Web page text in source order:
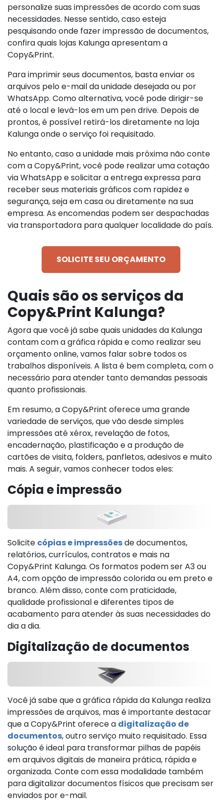
personalize suas impressões de acordo com suas
necessidades. Nesse sentido, caso esteja
pesquisando onde fazer impressão de documentos,
confira quais lojas Kalunga apresentam a
Copy&Print.
Para imprimir seus documentos, basta enviar os
arquivos pelo e-mail da unidade desejada ou por
WhatsApp. Como alternativa, você pode dirigir-se
até o local e levá-los em um pen drive. Depois de
prontos, é possível retirá-los diretamente na loja
Kalunga onde o serviço foi requisitado.
No entanto, caso a unidade mais próxima não conte
com a Copy&Print, você pode realizar uma cotação
via WhatsApp e solicitar a entrega expressa para
receber seus materiais gráficos com rapidez e
segurança, seja em casa ou diretamente na sua
empresa. As encomendas podem ser despachadas
via transportadora para qualquer localidade do país.
SOLICITE SEU ORÇAMENTO
Quais são os serviços da
Copy&Print Kalunga?
Agora que você já sabe quais unidades da Kalunga
contam com a gráfica rápida e como realizar seu
orçamento online, vamos falar sobre todos os
trabalhos disponíveis. A lista é bem completa, com o
necessário para atender tanto demandas pessoais
quanto profissionais.
Em resumo, a Copy&Print oferece uma grande
variedade de serviços, que vão desde simples
impressões até xérox, revelação de fotos,
encadernação, plastificação e a produção de
cartões de visita, folders, panfletos, adesivos e muito
mais. A seguir, vamos conhecer todos eles:
Cópia e impressão
Solicite cópias e impressõesde documentos,
relatórios, currículos, contratos e mais na
Copy&Print Kalunga. Os formatos podem ser A3 ou
A4, com opção de impressão colorida ou em preto e
branco. Além disso, conte com praticidade,
qualidade profissional e diferentes tipos de
acabamento para atender às suas necessidades do
dia a dia.
Digitalização de documentos
Você já sabe que a gráfica rápida da Kalunga realiza
impressões de arquivos, mas é importante destacar
que a Copy&Print oferece a digitalização de
documentos, outro serviço muito requisitado. Essa
solução é ideal para transformar pilhas de papéis
em arquivos digitais de maneira prática, rápida e
organizada. Conte com essa modalidade também
para digitalizar documentos físicos que precisam ser
enviados por e-mail.